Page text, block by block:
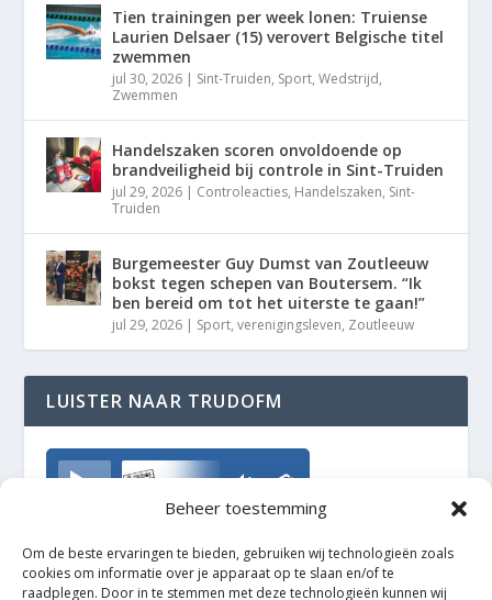
Beheer toestemming
Om de beste ervaringen te bieden, gebruiken wij technologieën zoals
cookies om informatie over je apparaat op te slaan en/of te
raadplegen. Door in te stemmen met deze technologieën kunnen wij
Tien trainingen per week lonen: Truiense
Laurien Delsaer (15) verovert Belgische titel
zwemmen
jul 30, 2026 | Sint-Truiden, Sport,Wedstrijd,
Zwemmen
Handelszaken scoren onvoldoende op
brandveiligheid bij controle in Sint-Truiden
jul 29, 2026 | Controleacties, Handelszaken, Sint-
Truiden
Burgemeester Guy Dumst van Zoutleeuw
bokst tegen schepen van Boutersem. “Ik
ben bereid om tot het uiterste te gaan!”
jul 29, 2026 | Sport,verenigingsleven, Zoutleeuw
LUISTER NAAR TRUDOFM
TrudoFM